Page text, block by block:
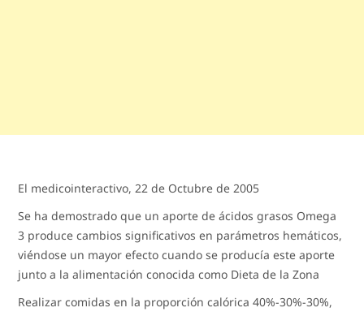
El medicointeractivo, 22 de Octubre de 2005
Se ha demostrado que un aporte de ácidos grasos Omega
3 produce cambios significativos en parámetros hemáticos,
viéndose un mayor efecto cuando se producía este aporte
junto a la alimentación conocida como Dieta de la Zona
Realizar comidas en la proporción calórica 40%-30%-30%,